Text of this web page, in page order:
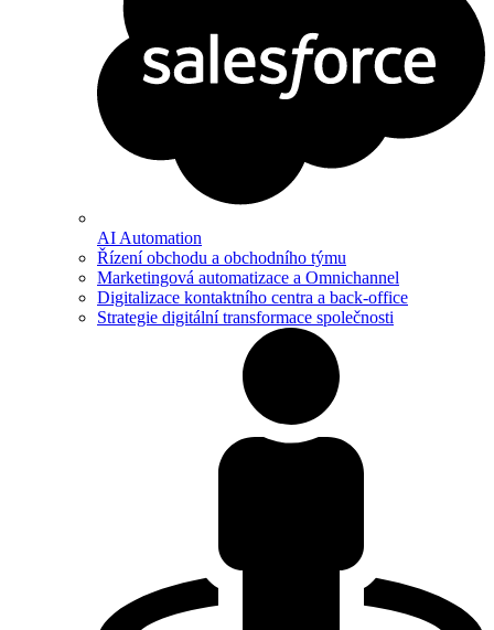
AI Automation
Řízení obchodu a obchodního týmu
Marketingová automatizace a Omnichannel
Digitalizace kontaktního centra a back-office
Strategie digitální transformace společnosti